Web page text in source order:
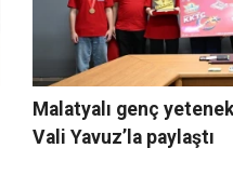
Malatyalı genç
Vali Yavuz’la paylaştı